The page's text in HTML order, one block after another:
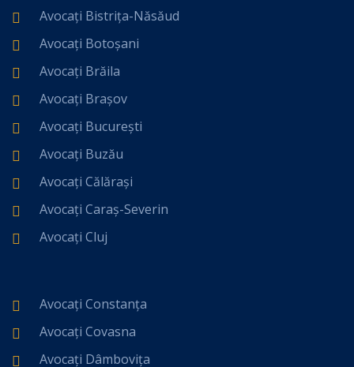
Avocați Bistrița-Năsăud
Avocați Botoșani
Avocați Brăila
Avocați Brașov
Avocați București
Avocați Buzău
Avocați Călărași
Avocați Caraș-Severin
Avocați Cluj
Avocați Constanța
Avocați Covasna
Avocați Dâmbovița